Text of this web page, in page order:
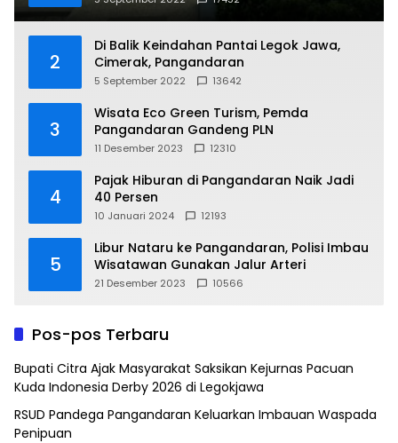
2
Di Balik Keindahan Pantai Legok Jawa,
Cimerak, Pangandaran
5 September 2022 13642
3
Wisata Eco Green Turism, Pemda
Pangandaran Gandeng PLN
11 Desember 2023 12310
4
Pajak Hiburan di Pangandaran Naik Jadi
40 Persen
10 Januari 2024 12193
5
Libur Nataru ke Pangandaran, Polisi Imbau
Wisatawan Gunakan Jalur Arteri
21 Desember 2023 10566
Pos-pos Terbaru
Bupati Citra Ajak Masyarakat Saksikan Kejurnas Pacuan
Kuda Indonesia Derby 2026 di Legokjawa
RSUD Pandega Pangandaran Keluarkan Imbauan Waspada
Penipuan